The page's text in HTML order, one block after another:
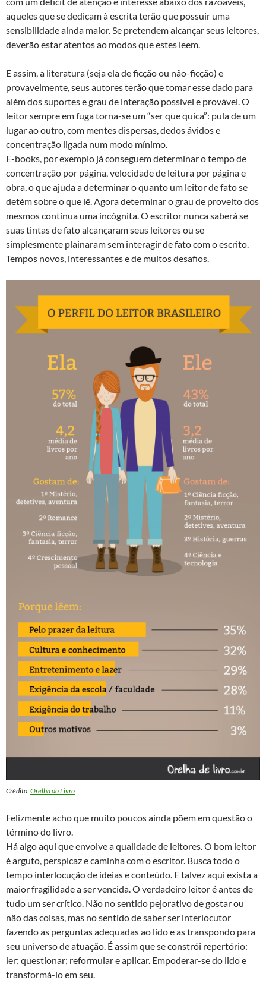
aqueles que se dedicam à escrita terão que possuir uma
sensibilidade ainda maior. Se pretendem alcançar seus leitores,
deverão estar atentos ao modos que estes leem.
E assim, a literatura (seja ela de ficção ou não-ficção) e
provavelmente, seus autores terão que tomar esse dado para
além dos suportes e grau de interação possível e provável. O
leitor sempre em fuga torna-se um “ser que quica”: pula de um
lugar ao outro, com mentes dispersas, dedos ávidos e
concentração ligada num modo mínimo.
E-books, por exemplo já conseguem determinar o tempo de
concentração por página, velocidade de leitura por página e
obra, o que ajuda a determinar o quanto um leitor de fato se
detém sobre o que lê. Agora determinar o grau de proveito dos
mesmos continua uma incógnita. O escritor nunca saberá se
suas tintas de fato alcançaram seus leitores ou se
simplesmente plainaram sem interagir de fato com o escrito.
Tempos novos, interessantes e de muitos desafios.
Crédito:Orelha do Livro
Felizmente acho que muito poucos ainda põem em questão o
término do livro.
Há algo aqui que envolve a qualidade de leitores. O bom leitor
é arguto, perspicaz e caminha com o escritor. Busca todo o
tempo interlocução de ideias e conteúdo. E talvez aqui exista a
maior fragilidade a ser vencida. O verdadeiro leitor é antes de
tudo um ser crítico. Não no sentido pejorativo de gostar ou
não das coisas, mas no sentido de saber ser interlocutor
fazendo as perguntas adequadas ao lido e as transpondo para
seu universo de atuação. É assim que se constrói repertório:
ler; questionar; reformular e aplicar. Empoderar-se do lido e
transformá-lo em seu.